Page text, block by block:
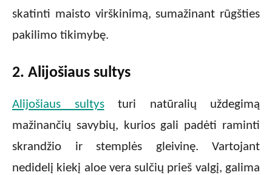
skatinti maisto virškinimą, sumažinant rūgšties
pakilimo tikimybę.
2. Alijošiaus sultys
Alijošiaus sultysturi natūralių uždegimą
mažinančių savybių, kurios gali padėti raminti
skrandžio ir stemplės gleivinę. Vartojant
nedidelį kiekį aloe vera sulčių prieš valgį, galima